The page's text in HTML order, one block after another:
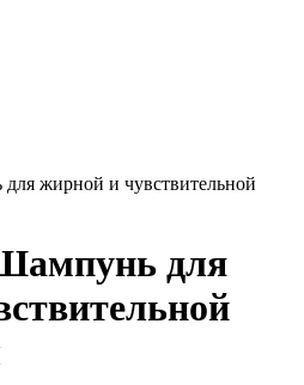
жирной и чувствительной
для